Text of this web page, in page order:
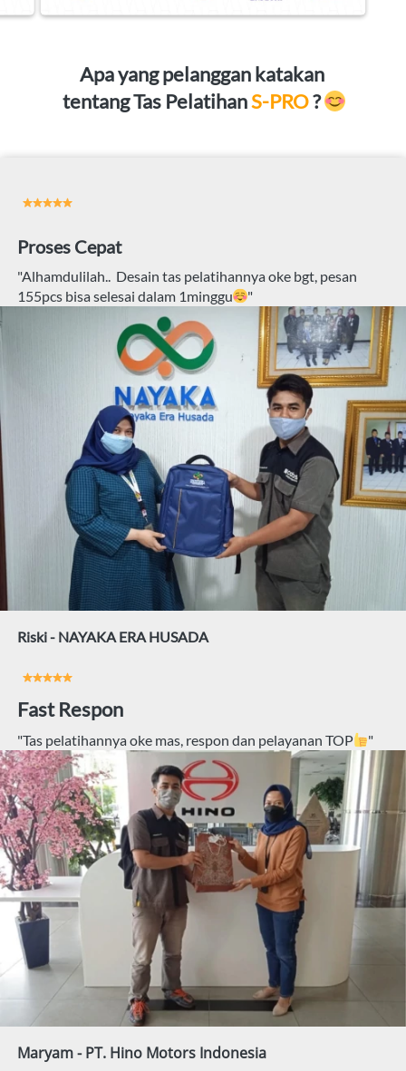
Apa yang pelanggan katakan
tentang Tas Pelatihan S-PRO?
Proses Cepat
"Alhamdulilah..  Desain tas pelatihannya oke bgt, pesan
155pcs bisa selesai dalam 1minggu
"
Riski - NAYAKA ERA HUSADA
Fast Respon
"Tas pelatihannya oke mas, respon dan pelayanan TOP "
Maryam - PT. Hino Motors Indonesia